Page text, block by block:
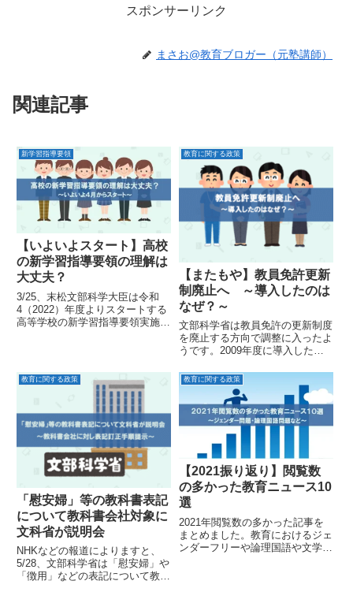
スポンサーリンク
まさお@教育ブロガー（元塾講師）
関連記事
新学習指導要領
【いよいよスタート】高校
の新学習指導要領の理解は
大丈夫？
3/25、末松文部科学大臣は令和
4（2022）年度よりスタートする
高等学校の新学習指導要領実施に
教育に関する政策
【またもや】教員免許更新
制廃止へ ～導入したのは
なぜ？～
文部科学省は教員免許の更新制度
を廃止する方向で調整に入ったよ
うです。2009年度に導入したの
までの経緯と問題点について考え
てみました。
教育に関する政策
「慰安婦」等の教科書表記
について教科書会社対象に
文科省が説明会
NHKなどの報道によりますと、
5/28、文部科学省は「慰安婦」や
「徴用」などの表記について教科
教育に関する政策
【2021振り返り】閲覧数
の多かった教育ニュース10
選
2021年閲覧数の多かった記事を
まとめました。教育におけるジェ
ンダーフリーや論理国語や文学国